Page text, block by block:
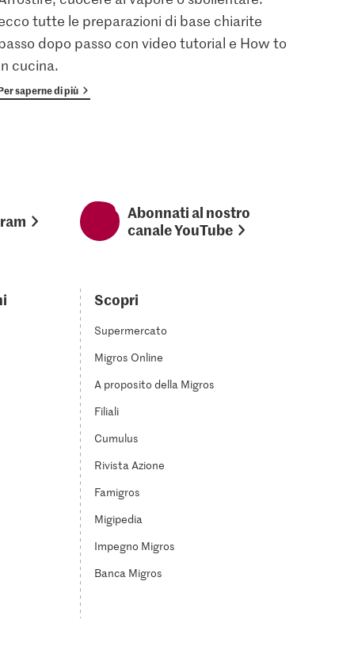
tutte le preparazioni di base chiarite
dopo passo con video tutorial e How to
cucina.
saperne di più
Abonnati al nostro
canale YouTube
Scopri
Supermercato
Migros Online
A proposito della Migros
Filiali
Cumulus
Rivista Azione
Famigros
Migipedia
Impegno Migros
Banca Migros